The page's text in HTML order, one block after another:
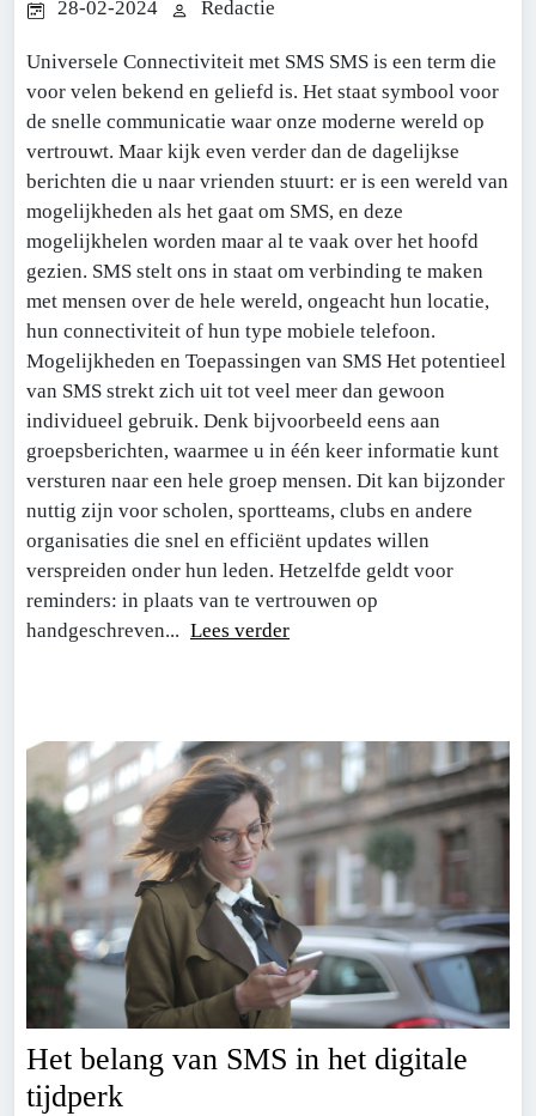
28-02-2024 Redactie
Universele Connectiviteit met SMS SMS is een term die
voor velen bekend en geliefd is. Het staat symbool voor
de snelle communicatie waar onze moderne wereld op
vertrouwt. Maar kijk even verder dan de dagelijkse
berichten die u naar vrienden stuurt: er is een wereld van
mogelijkheden als het gaat om SMS, en deze
mogelijkhelen worden maar al te vaak over het hoofd
gezien. SMS stelt ons in staat om verbinding te maken
met mensen over de hele wereld, ongeacht hun locatie,
hun connectiviteit of hun type mobiele telefoon.
Mogelijkheden en Toepassingen van SMS Het potentieel
van SMS strekt zich uit tot veel meer dan gewoon
individueel gebruik. Denk bijvoorbeeld eens aan
groepsberichten, waarmee u in één keer informatie kunt
versturen naar een hele groep mensen. Dit kan bijzonder
nuttig zijn voor scholen, sportteams, clubs en andere
organisaties die snel en efficiënt updates willen
verspreiden onder hun leden. Hetzelfde geldt voor
reminders: in plaats van te vertrouwen op
handgeschreven... Lees verder
Het belang van SMS in het digitale
tijdperk